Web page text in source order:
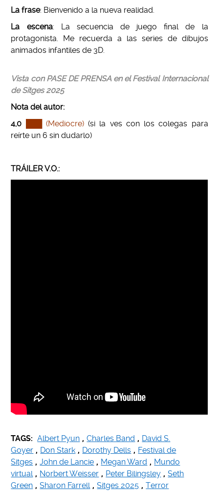
La frase: Bienvenido a la nueva realidad.
La escena: La secuencia de juego final de la
protagonista. Me recuerda a las series de dibujos
animados infantiles de 3D.
Vista con PASE DE PRENSA en el Festival Internacional
de Sitges 2025
Nota del autor:
4,0
(Mediocre) (si la ves con los colegas para
reírte un 6 sin dudarlo)
TRÁILER V.O.:
TAGS: Albert Pyun , Charles Band , David S.
Goyer , Don Stark , Dorothy Dells , Festival de
Sitges , John de Lancie , Megan Ward , Mundo
virtual , Norbert Weisser , Peter Bilingsley , Seth
Green , Sharon Farrell , Sitges 2025 , Terror